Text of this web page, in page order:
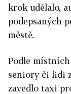
krok udělalo,
podepsaných
městě.
Podle
seniory či lidi
zavedlo taxi